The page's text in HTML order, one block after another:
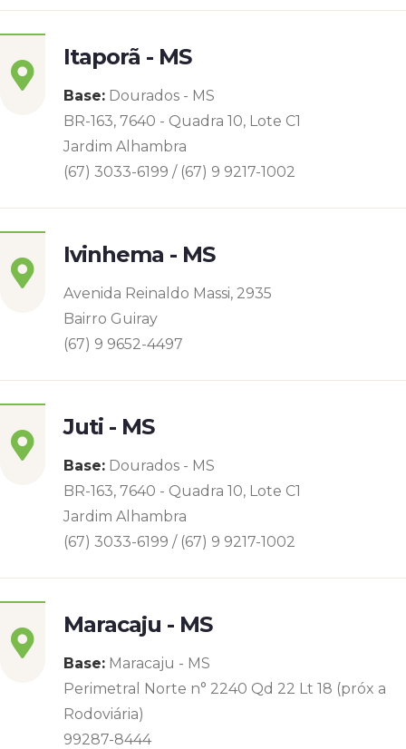
Itaporã - MS
Base: Dourados - MS
BR-163, 7640 - Quadra 10, Lote C1
Jardim Alhambra
(67) 3033-6199 / (67) 9 9217-1002
Ivinhema - MS
Avenida Reinaldo Massi, 2935
Bairro Guiray
(67) 9 9652-4497
Juti - MS
Base: Dourados - MS
BR-163, 7640 - Quadra 10, Lote C1
Jardim Alhambra
(67) 3033-6199 / (67) 9 9217-1002
Maracaju - MS
Base: Maracaju - MS
Perimetral Norte n° 2240 Qd 22 Lt 18 (próx a
Rodoviária)
99287-8444